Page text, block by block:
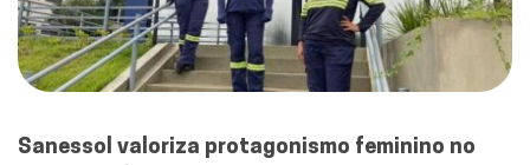
Sanessol valoriza protagonismo feminino no